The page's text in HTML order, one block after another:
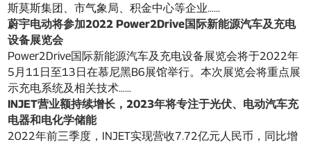
斯莫斯集团、市气象局、积金中心等企业……
蔚宇电动将参加2022 Power2Drive国际新能源汽车及充电
设备展览会
Power2Drive国际新能源汽车及充电设备展览会将于2022年
5月11日至13日在慕尼黑B6展馆举行。本次展览会将重点展
示充电系统及相关技术……
INJET营业额持续增长，2023年将专注于光伏、电动汽车充
电器和电化学储能
2022年前三季度，INJET实现营收7.72亿元人民币，同比增